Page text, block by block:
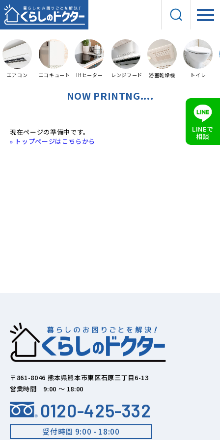
エアコン エコキュート IHヒーター レンジフード 浴室乾燥機 トイレ
NOW PRINTNG....
現在ページの準備中です。
» トップページはこちらから
〒861-8046 熊本県熊本市東区石原三丁目6-13
営業時間 9:00 ～ 18:00
0120-425-332
受付時間 9:00 - 18:00
LINEで
相談